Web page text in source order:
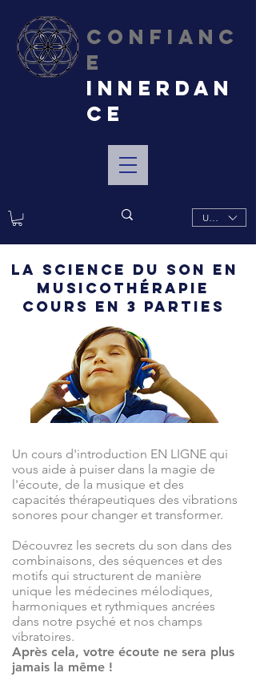
CONFIANC
E
INNERDAN
CE
USD ($)
la science du son en
musicothérapie
cours en 3 parties
Un cours d'introduction EN LIGNE qui
vous aide à puiser dans la magie de
l'écoute, de la musique et des
capacités thérapeutiques des vibrations
sonores pour changer et transformer.
Découvrez les secrets du son dans des
combinaisons, des séquences et des
motifs qui structurent de manière
unique les médecines mélodiques,
harmoniques et rythmiques ancrées
dans notre psyché et nos champs
vibratoires.
Après cela, votre écoute ne sera plus
jamais la même !